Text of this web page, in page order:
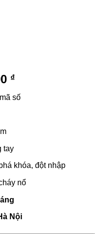
₫
số
tay
khóa, đột nhập
nổ
Nội